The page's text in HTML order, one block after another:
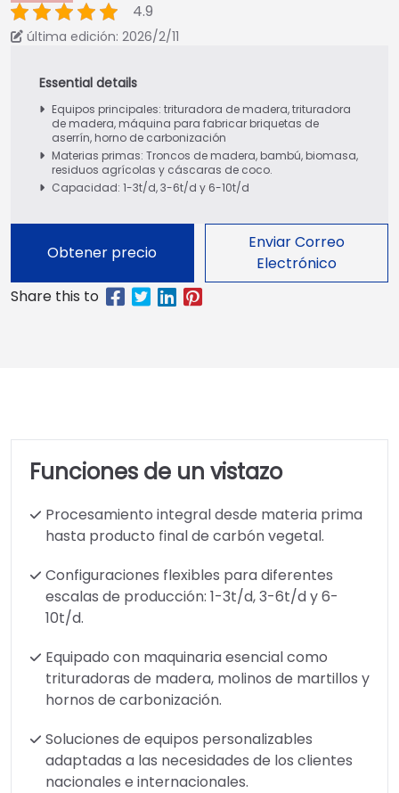
4.9
última edición: 2026/2/11
Equipos principales: trituradora de madera, trituradora
de madera, máquina para fabricar briquetas de
aserrín, horno de carbonización
Materias primas: Troncos de madera, bambú, biomasa,
residuos agrícolas y cáscaras de coco.
Capacidad: 1-3t/d, 3-6t/d y 6-10t/d
Obtener precio
Enviar Correo
Electrónico
Funciones de un vistazo
Procesamiento integral desde materia prima
hasta producto final de carbón vegetal.
Configuraciones flexibles para diferentes
escalas de producción: 1-3t/d, 3-6t/d y 6-
10t/d.
Equipado con maquinaria esencial como
trituradoras de madera, molinos de martillos y
hornos de carbonización.
Soluciones de equipos personalizables
adaptadas a las necesidades de los clientes
nacionales e internacionales.